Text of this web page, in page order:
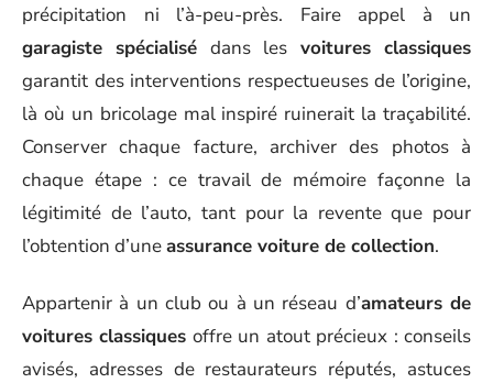
précipitation ni l’à-peu-près. Faire appel à un
garagiste spécialisé dans les voitures classiques
garantit des interventions respectueuses de l’origine,
là où un bricolage mal inspiré ruinerait la traçabilité.
Conserver chaque facture, archiver des photos à
chaque étape : ce travail de mémoire façonne la
légitimité de l’auto, tant pour la revente que pour
l’obtention d’uneassurance voiture de collection.
Appartenir à un club ou à un réseau d’amateurs de
voitures classiques offre un atout précieux : conseils
avisés, adresses de restaurateurs réputés, astuces